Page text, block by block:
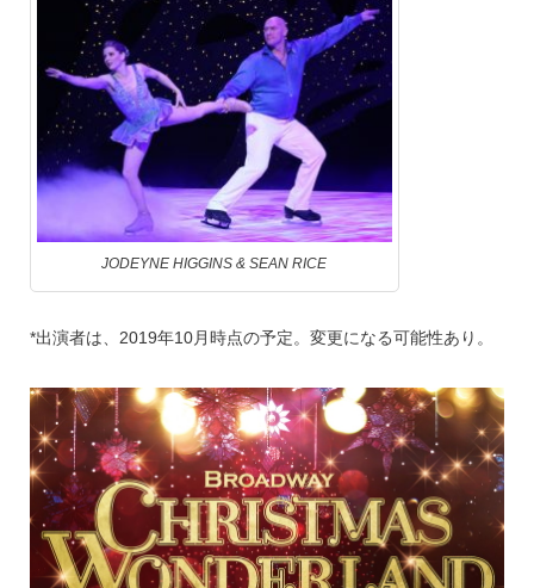
JODEYNE HIGGINS & SEAN RICE
*出演者は、2019年10月時点の予定。変更になる可能性あり。